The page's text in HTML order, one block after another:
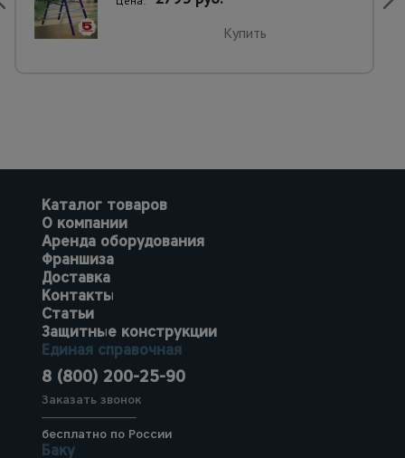
Купить
Каталог товаров
О компании
Аренда оборудования
Франшиза
Доставка
Контакты
Статьи
Защитные конструкции
Единая справочная
8 (800) 200-25-90
Заказать звонок
бесплатно по России
Баку